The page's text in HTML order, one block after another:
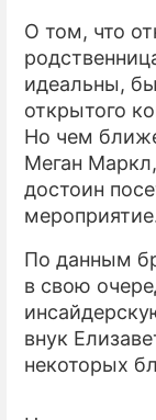
О том, что
идеальны,
открытого
Но чем
Меган
достоин
По данным
в свою
внук
некоторых